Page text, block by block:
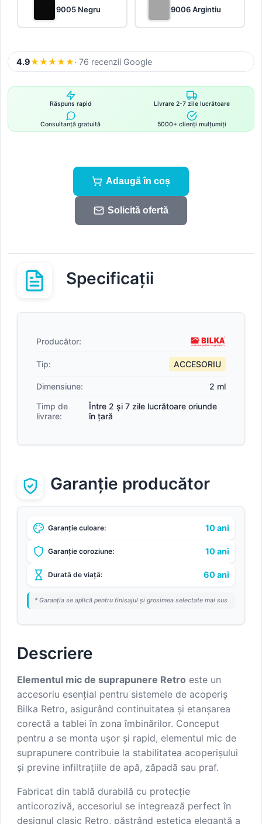
9005 Negru 9006 Argintiu
4.9★★★★★· 76 recenzii Google
Răspuns rapid Livrare 2-7 zile lucrătoare
Consultanță gratuită 5000+ clienți mulțumiți
Adaugă în coș
Solicită ofertă
Specificații
Producător:
Tip: ACCESORIU
Dimensiune:
2 ml
Timp de
livrare:
Între 2 și 7 zile lucrătoare oriunde
în țară
Garanție producător
Garanție culoare: 10 ani
Garanție coroziune: 10 ani
Durată de viață: 60 ani
* Garanția se aplică pentru finisajul și grosimea selectate mai sus
Descriere
Elementul mic de suprapunere Retro este un
accesoriu esențial pentru sistemele de acoperiș
Bilka Retro, asigurând continuitatea și etanșarea
corectă a tablei în zona îmbinărilor. Conceput
pentru a se monta ușor și rapid, elementul mic de
suprapunere contribuie la stabilitatea acoperișului
și previne infiltrațiile de apă, zăpadă sau praf.
Fabricat din tablă durabilă cu protecție
anticorozivă, accesoriul se integrează perfect în
designul clasic Retro, păstrând estetica elegantă a